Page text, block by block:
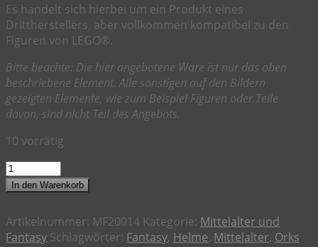
Es handelt sich hierbei um ein Produkt eines
Drittherstellers, aber vollkommen kompatibel zu den
Figuren von LEGO®.
Bitte beachte: Die hier angebotene Ware ist nur das oben
beschriebene Element. Alle sonstigen auf den Bildern
gezeigten Elemente, wie zum Beispiel Figuren oder Teile
davon, sind nicht Teil des Angebots.
10 vorrätig
Orkischer
Helm
Menge
In den Warenkorb
Artikelnummer: MF20014 Kategorie: Mittelalter und
Fantasy Schlagwörter: Fantasy, Helme, Mittelalter, Orks